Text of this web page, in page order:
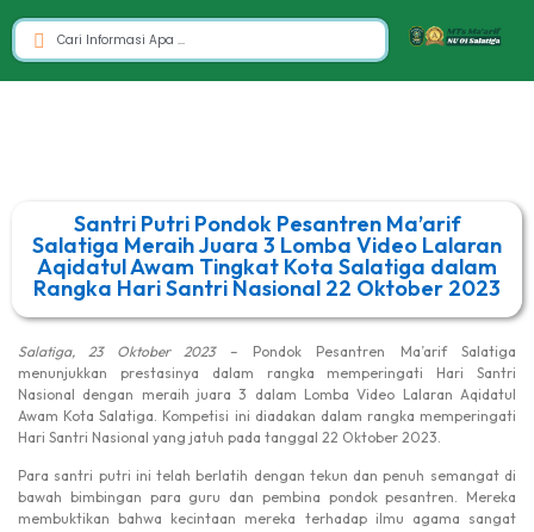
Santri Putri Pondok Pesantren Ma’arif
Salatiga Meraih Juara 3 Lomba Video Lalaran
Aqidatul Awam Tingkat Kota Salatiga dalam
Rangka Hari Santri Nasional 22 Oktober 2023
Salatiga, 23 Oktober 2023– Pondok Pesantren Ma’arif Salatiga
menunjukkan prestasinya dalam rangka memperingati Hari Santri
Nasional dengan meraih juara 3 dalam Lomba Video Lalaran Aqidatul
Awam Kota Salatiga. Kompetisi ini diadakan dalam rangka memperingati
Hari Santri Nasional yang jatuh pada tanggal 22 Oktober 2023.
Para santri putri ini telah berlatih dengan tekun dan penuh semangat di
bawah bimbingan para guru dan pembina pondok pesantren. Mereka
membuktikan bahwa kecintaan mereka terhadap ilmu agama sangat